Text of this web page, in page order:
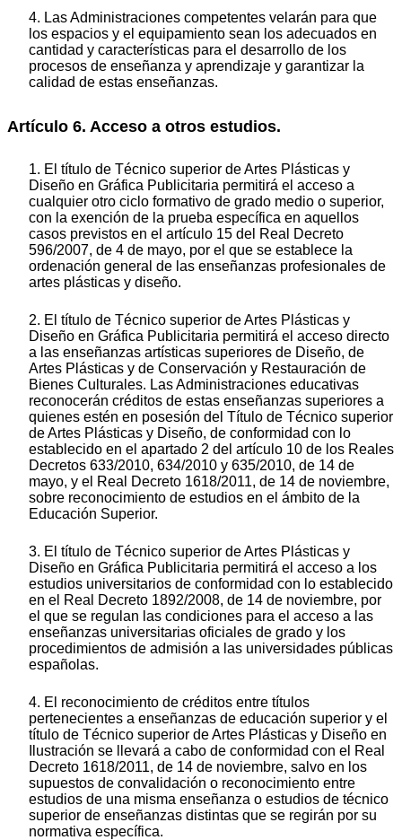
4. Las Administraciones competentes velarán para que
los espacios y el equipamiento sean los adecuados en
cantidad y características para el desarrollo de los
procesos de enseñanza y aprendizaje y garantizar la
calidad de estas enseñanzas.
Artículo 6. Acceso a otros estudios.
1. El título de Técnico superior de Artes Plásticas y
Diseño en Gráfica Publicitaria permitirá el acceso a
cualquier otro ciclo formativo de grado medio o superior,
con la exención de la prueba específica en aquellos
casos previstos en el artículo 15 del Real Decreto
596/2007, de 4 de mayo, por el que se establece la
ordenación general de las enseñanzas profesionales de
artes plásticas y diseño.
2. El título de Técnico superior de Artes Plásticas y
Diseño en Gráfica Publicitaria permitirá el acceso directo
a las enseñanzas artísticas superiores de Diseño, de
Artes Plásticas y de Conservación y Restauración de
Bienes Culturales. Las Administraciones educativas
reconocerán créditos de estas enseñanzas superiores a
quienes estén en posesión del Título de Técnico superior
de Artes Plásticas y Diseño, de conformidad con lo
establecido en el apartado 2 del artículo 10 de los Reales
Decretos 633/2010, 634/2010 y 635/2010, de 14 de
mayo, y el Real Decreto 1618/2011, de 14 de noviembre,
sobre reconocimiento de estudios en el ámbito de la
Educación Superior.
3. El título de Técnico superior de Artes Plásticas y
Diseño en Gráfica Publicitaria permitirá el acceso a los
estudios universitarios de conformidad con lo establecido
en el Real Decreto 1892/2008, de 14 de noviembre, por
el que se regulan las condiciones para el acceso a las
enseñanzas universitarias oficiales de grado y los
procedimientos de admisión a las universidades públicas
españolas.
4. El reconocimiento de créditos entre títulos
pertenecientes a enseñanzas de educación superior y el
título de Técnico superior de Artes Plásticas y Diseño en
Ilustración se llevará a cabo de conformidad con el Real
Decreto 1618/2011, de 14 de noviembre, salvo en los
supuestos de convalidación o reconocimiento entre
estudios de una misma enseñanza o estudios de técnico
superior de enseñanzas distintas que se regirán por su
normativa específica.